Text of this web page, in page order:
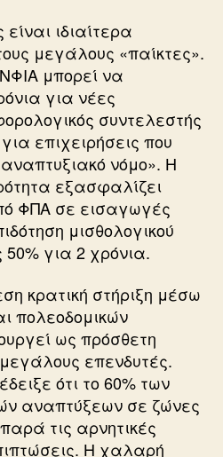
ιδιαίτερα
μεγάλους «παίκτες».
μπορεί να
για νέες
συντελεστής
επιχειρήσεις που
νόμο». Η
εξασφαλίζει
ΦΠΑ σε εισαγωγές
μισθολογικού
για 2 χρόνια.
κρατική στήριξη μέσω
πολεοδομικών
ως πρόσθετη
επενδυτές.
ότι το 60% των
αναπτύξεων σε ζώνες
τις αρνητικές
Η χαλαρή